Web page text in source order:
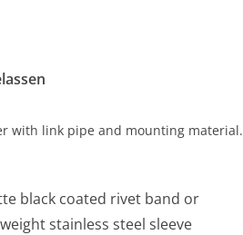
with link pipe and mounting material.
black coated rivet band or
stainless steel sleeve